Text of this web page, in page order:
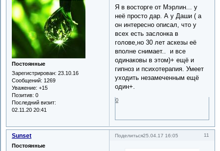
Постоянные
Зарегистрирован: 23.10.16
Сообщений: 1269
Уважение: +15
Позитив: 0
Последний визит:
02.11.20 20:41
Я в восторге от Мэрлин... у
неё просто дар. А у Даши ( а
он интересно описал, что у
всех есть заслонка в
голове,но 30 лет аскезы её
вполне снимает.. и все
одинаковы в этом)+ ещё и
гипноз и психотерапия. Умеет
уходить незамеченным ещё
один+.
0
Поделиться 11
25.04.17 16:05
Sunset
Постоянные